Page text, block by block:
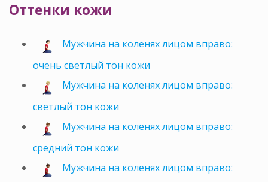
Оттенки кожи
Мужчина на коленях лицом вправо:
очень светлый тон кожи
Мужчина на коленях лицом вправо:
светлый тон кожи
Мужчина на коленях лицом вправо:
средний тон кожи
Мужчина на коленях лицом вправо: